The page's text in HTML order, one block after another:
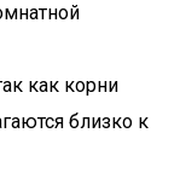
как корни
близко к